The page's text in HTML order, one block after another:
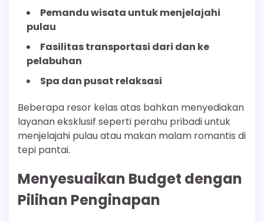
Pemandu wisata untuk menjelajahi
pulau
Fasilitas transportasi dari dan ke
pelabuhan
Spa dan pusat relaksasi
Beberapa resor kelas atas bahkan menyediakan
layanan eksklusif seperti perahu pribadi untuk
menjelajahi pulau atau makan malam romantis di
tepi pantai.
Menyesuaikan Budget dengan
Pilihan Penginapan